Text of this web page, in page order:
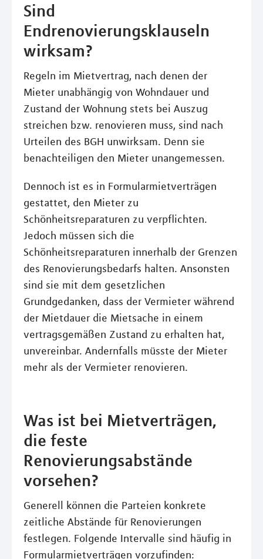
Sind
Endrenovierungsklauseln
wirksam?
Regeln im Mietvertrag, nach denen der
Mieter unabhängig von Wohndauer und
Zustand der Wohnung stets bei Auszug
streichen bzw. renovieren muss, sind nach
Urteilen des BGH unwirksam. Denn sie
benachteiligen den Mieter unangemessen.
Dennoch ist es in Formularmietverträgen
gestattet, den Mieter zu
Schönheitsreparaturen zu verpflichten.
Jedoch müssen sich die
Schönheitsreparaturen innerhalb der Grenzen
des Renovierungsbedarfs halten. Ansonsten
sind sie mit dem gesetzlichen
Grundgedanken, dass der Vermieter während
der Mietdauer die Mietsache in einem
vertragsgemäßen Zustand zu erhalten hat,
unvereinbar. Andernfalls müsste der Mieter
mehr als der Vermieter renovieren.
Was ist bei Mietverträgen,
die feste
Renovierungsabstände
vorsehen?
Generell können die Parteien konkrete
zeitliche Abstände für Renovierungen
festlegen. Folgende Intervalle sind häufig in
Formularmietverträgen vorzufinden: